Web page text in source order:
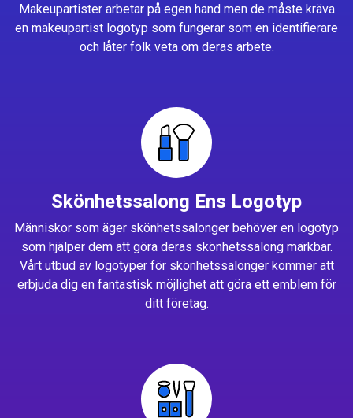
Makeupartister arbetar på egen hand men de måste kräva
en makeupartist logotyp som fungerar som en identifierare
och låter folk veta om deras arbete.
Skönhetssalong Ens Logotyp
Människor som äger skönhetssalonger behöver en logotyp
som hjälper dem att göra deras skönhetssalong märkbar.
Vårt utbud av logotyper för skönhetssalonger kommer att
erbjuda dig en fantastisk möjlighet att göra ett emblem för
ditt företag.